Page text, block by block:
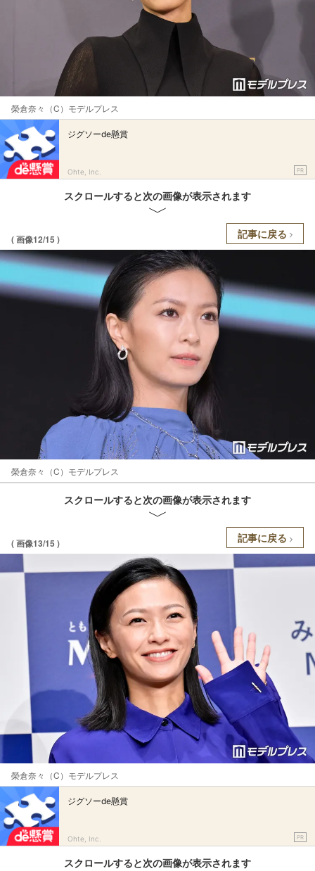
榮倉奈々（C）モデルプレス
ジグソーde懸賞
Ohte, Inc. PR
スクロールすると次の画像が表示されます
( 画像12/15 ) 記事に戻る
榮倉奈々（C）モデルプレス
スクロールすると次の画像が表示されます
( 画像13/15 ) 記事に戻る
榮倉奈々（C）モデルプレス
ジグソーde懸賞
Ohte, Inc. PR
スクロールすると次の画像が表示されます